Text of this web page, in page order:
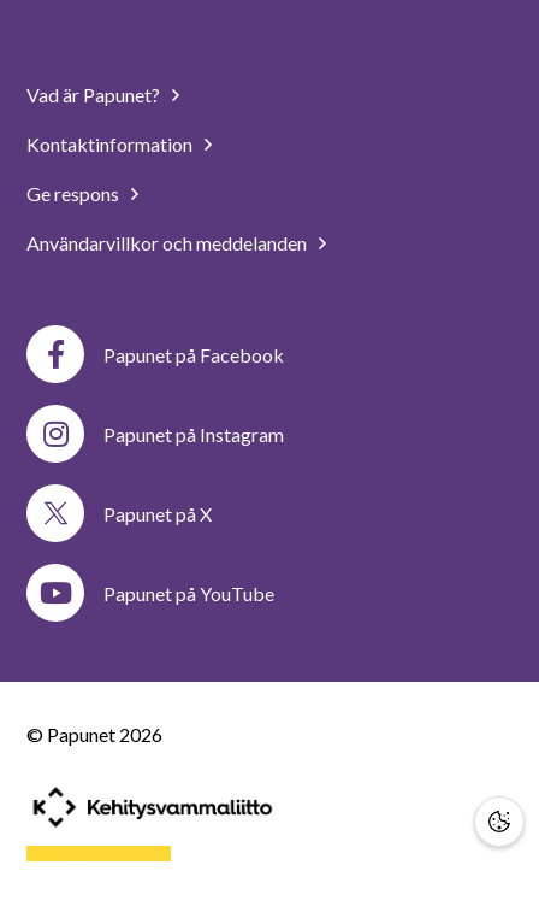
Vad är Papunet?
Kontaktinformation
Ge respons
Användarvillkor och meddelanden
Papunet på Facebook
Papunet på Instagram
Papunet på X
Papunet på YouTube
© Papunet 2026